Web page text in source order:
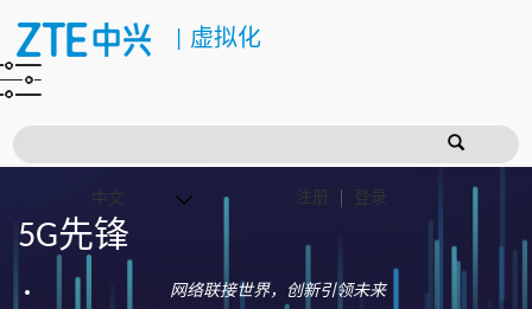
虚拟化
注册 登录
5G先锋
网络联接世界，创新引领未来